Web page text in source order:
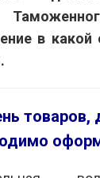
в
товаров,